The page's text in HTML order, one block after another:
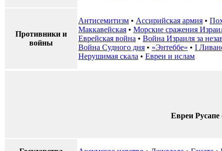
Противники и
войны
Антисемитизм • Ассирийская армия •
Маккавейская • Морские сражения
Еврейская война • Война Израиля за
Война Судного дня • «Энтеббе» • I
Нерушимая скала • Евреи и ислам
Евреи